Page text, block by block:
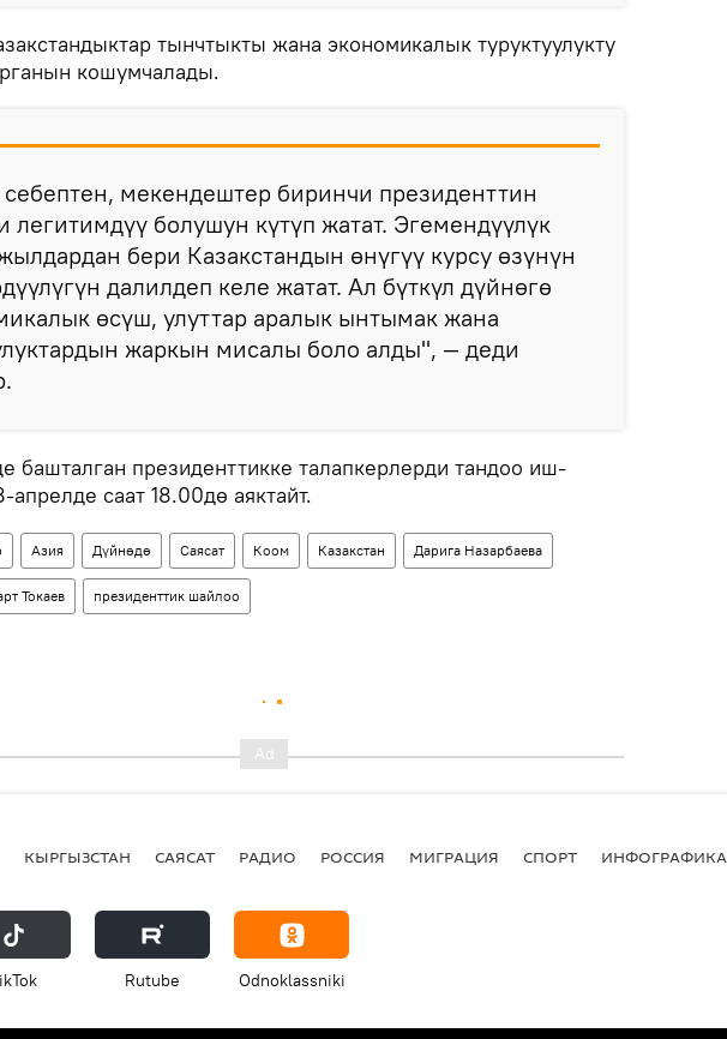
тынчтыкты жана экономикалык туруктуулукту
кошумчалады.
мекендештер биринчи президенттин
легитимдүү болушун күтүп жатат. Эгемендүүлүк
бери Казакстандын өнүгүү курсу өзүнүн
далилдеп келе жатат. Ал бүткүл дүйнөгө
өсүш, улуттар аралык ынтымак жана
жаркын мисалы боло алды", — деди
башталган президенттикке талапкерлерди тандоо иш-
апрелде саат 18.00дө аяктайт.
Азия Дүйнөдө Саясат Коом Казакстан Дарига Назарбаева
Токаев президенттик шайлоо
КЫРГЫЗСТАН САЯСАТ РАДИО РОССИЯ МИГРАЦИЯ СПОРТ ИНФОГРАФИКА
Rutube Odnoklassniki